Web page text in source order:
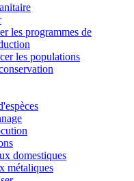
les programmes de
les populations
domestiques
métaliques